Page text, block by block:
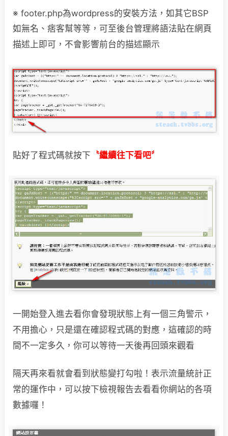
※ footer.php為wordpress的安裝方法，如其它BSP
如無名、痞客幫等等，可至後台管理將語法貼在網頁
描述上即可，不會影響前台的描述顯示
貼好了程式碼就按下 〝繼續往下看吧〞
一開始登入進去看你會發現狀態上有一個三角警示，
不用擔心，只是還在確認程式碼的對應，這確認的時
間不一定多久，你可以等待一天後再回頭來觀看
隔天再來看就會看到狀態變打勾啦！表示流量統計正
常的運作中， 可以按下檢視報告去看看你網站的各項
數據囉！